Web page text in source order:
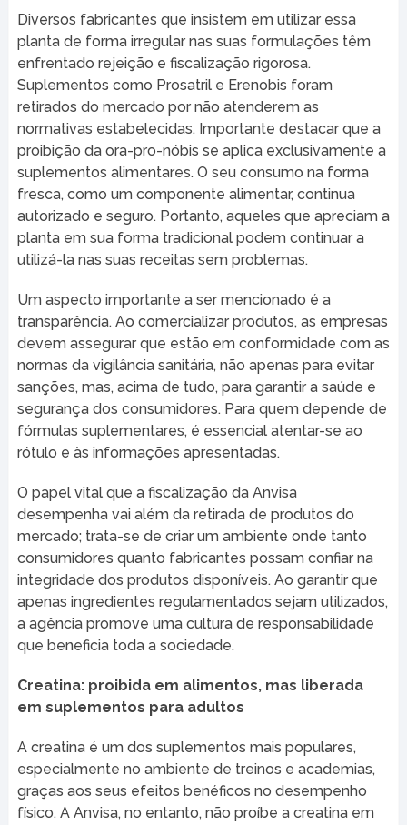
Diversos fabricantes que insistem em utilizar essa
planta de forma irregular nas suas formulações têm
enfrentado rejeição e fiscalização rigorosa.
Suplementos como Prosatril e Erenobis foram
retirados do mercado por não atenderem as
normativas estabelecidas. Importante destacar que a
proibição da ora-pro-nóbis se aplica exclusivamente a
suplementos alimentares. O seu consumo na forma
fresca, como um componente alimentar, continua
autorizado e seguro. Portanto, aqueles que apreciam a
planta em sua forma tradicional podem continuar a
utilizá-la nas suas receitas sem problemas.
Um aspecto importante a ser mencionado é a
transparência. Ao comercializar produtos, as empresas
devem assegurar que estão em conformidade com as
normas da vigilância sanitária, não apenas para evitar
sanções, mas, acima de tudo, para garantir a saúde e
segurança dos consumidores. Para quem depende de
fórmulas suplementares, é essencial atentar-se ao
rótulo e às informações apresentadas.
O papel vital que a fiscalização da Anvisa
desempenha vai além da retirada de produtos do
mercado; trata-se de criar um ambiente onde tanto
consumidores quanto fabricantes possam confiar na
integridade dos produtos disponíveis. Ao garantir que
apenas ingredientes regulamentados sejam utilizados,
a agência promove uma cultura de responsabilidade
que beneficia toda a sociedade.
Creatina: proibida em alimentos, mas liberada
em suplementos para adultos
A creatina é um dos suplementos mais populares,
especialmente no ambiente de treinos e academias,
graças aos seus efeitos benéficos no desempenho
físico. A Anvisa, no entanto, não proíbe a creatina em